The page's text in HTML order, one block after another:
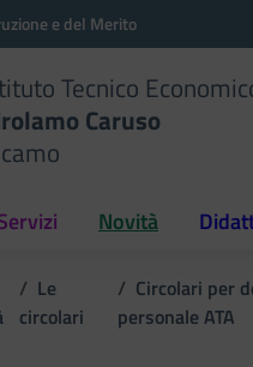
e del Merito
Tecnico
Caruso
Novità
Le
circolari
Circolari per
personale ATA